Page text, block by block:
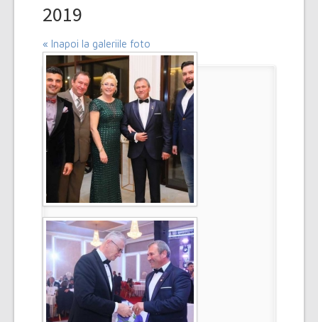
Proiecte
Multimedia
Contact
Select Language▼
2019
« Inapoi la galeriile foto